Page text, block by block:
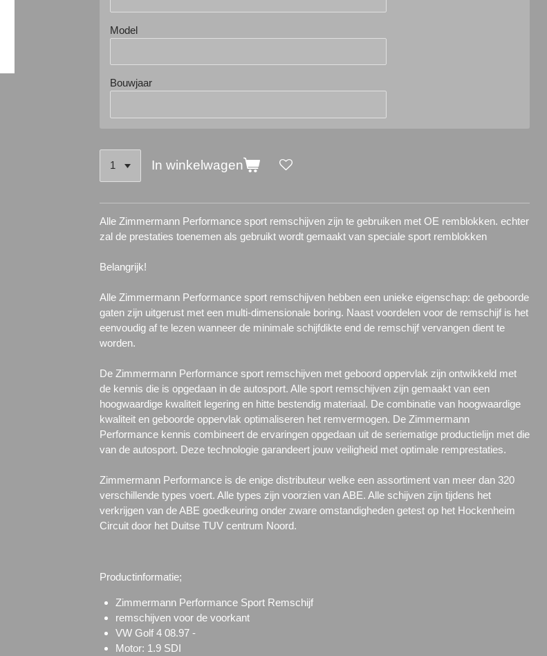
Model
Bouwjaar
In winkelwagen
Alle Zimmermann Performance sport remschijven zijn te gebruiken met OE remblokken. echter
zal de prestaties toenemen als gebruikt wordt gemaakt van speciale sport remblokken
Belangrijk!
Alle Zimmermann Performance sport remschijven hebben een unieke eigenschap: de geboorde
gaten zijn uitgerust met een multi-dimensionale boring. Naast voordelen voor de remschijf is het
eenvoudig af te lezen wanneer de minimale schijfdikte end de remschijf vervangen dient te
worden.
De Zimmermann Performance sport remschijven met geboord oppervlak zijn ontwikkeld met
de kennis die is opgedaan in de autosport. Alle sport remschijven zijn gemaakt van een
hoogwaardige kwaliteit legering en hitte bestendig materiaal. De combinatie van hoogwaardige
kwaliteit en geboorde oppervlak optimaliseren het remvermogen. De Zimmermann
Performance kennis combineert de ervaringen opgedaan uit de seriematige productielijn met die
van de autosport. Deze technologie garandeert jouw veiligheid met optimale remprestaties.
Zimmermann Performance is de enige distributeur welke een assortiment van meer dan 320
verschillende types voert. Alle types zijn voorzien van ABE. Alle schijven zijn tijdens het
verkrijgen van de ABE goedkeuring onder zware omstandigheden getest op het Hockenheim
Circuit door het Duitse TUV centrum Noord.
Productinformatie;
Zimmermann Performance Sport Remschijf
remschijven voor de voorkant
VW Golf 4 08.97 -
Motor: 1.9 SDI